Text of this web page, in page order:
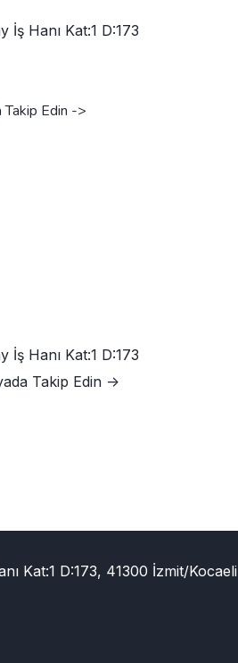
İş Hanı Kat:1 D:173
Edin ->
İş Hanı Kat:1 D:173
Takip Edin ->
Kat:1 D:173, 41300 İzmit/Kocaeli